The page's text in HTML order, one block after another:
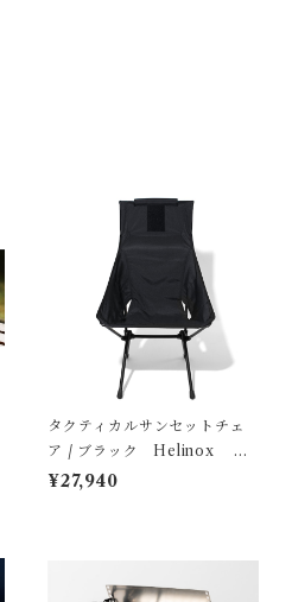
タクティカルサンセットチェ
ア / ブラック Helinox ヘ
リノックス
¥27,940